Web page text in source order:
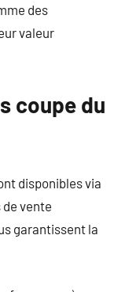
des
valeur
coupe du
disponibles via
vente
garantissent la